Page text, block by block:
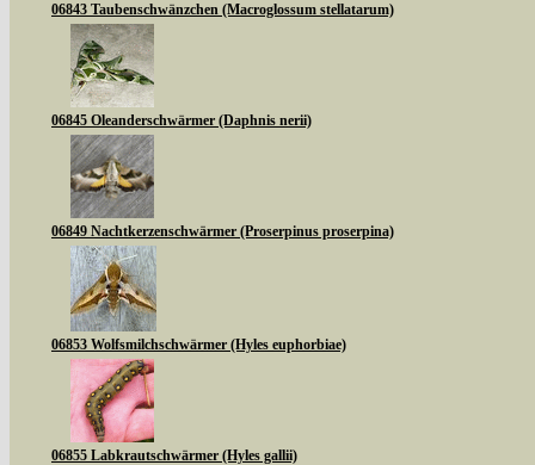
06843 Taubenschwänzchen (Macroglossum stellatarum)
06845 Oleanderschwärmer (Daphnis nerii)
06849 Nachtkerzenschwärmer (Proserpinus proserpina)
06853 Wolfsmilchschwärmer (Hyles euphorbiae)
06855 Labkrautschwärmer (Hyles gallii)